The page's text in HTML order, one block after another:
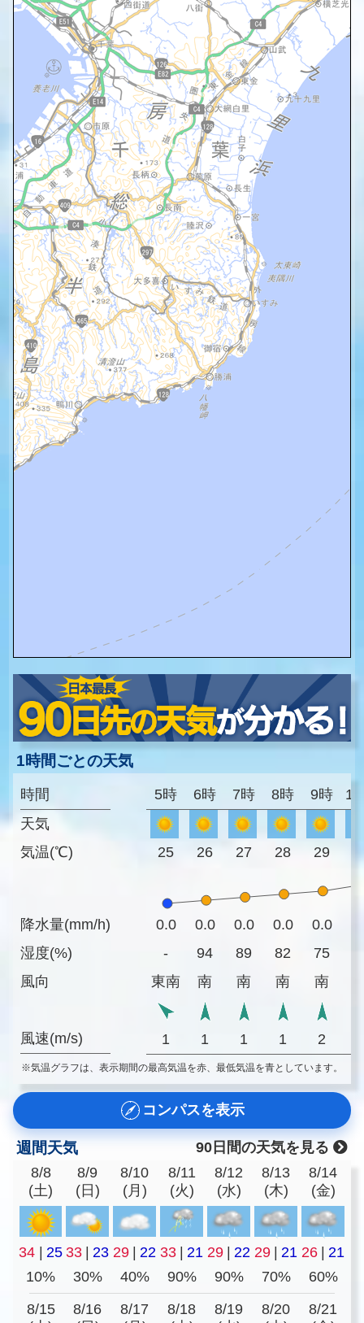
1時間ごとの天気
時間
天気
気温(℃)
降水量(mm/h)
湿度(%)
風向
風速(m/s)
5時 6時 7時 8時 9時
25 26 27 28 29
0.0 0.0 0.0 0.0 0.0
-
94 89 82 75
東南
南 南 南 南
1 1 1 1 2
※気温グラフは、表示期間の最高気温を赤、最低気温を青としています。
コンパスを表示
週間天気
90日間の天気を見る
8/8
(土)
8/9
(日)
8/10
(月)
8/11
(火)
8/12
(水)
8/13
(木)
8/14
(金)
34 | 25 33 | 23 29 | 22 33 | 21 29 | 22 29 | 21 26 | 21
10%
30% 40% 90% 90% 70% 60%
8/15
8/16
8/17
8/18
8/19
8/20
8/21